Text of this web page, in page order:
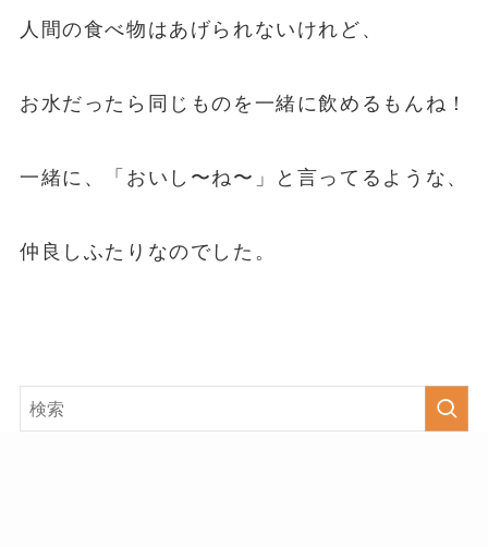
人間の食べ物はあげられないけれど、
お水だったら同じものを一緒に飲めるもんね！
一緒に、「おいし〜ね〜」と言ってるような、
仲良しふたりなのでした。